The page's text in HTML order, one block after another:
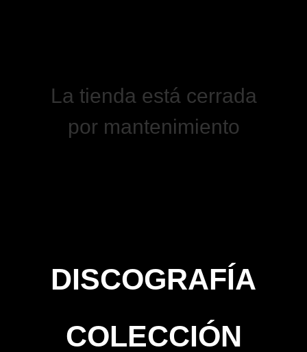
La tienda está cerrada
por mantenimiento
DISCOGRAFÍA
COLECCIÓN